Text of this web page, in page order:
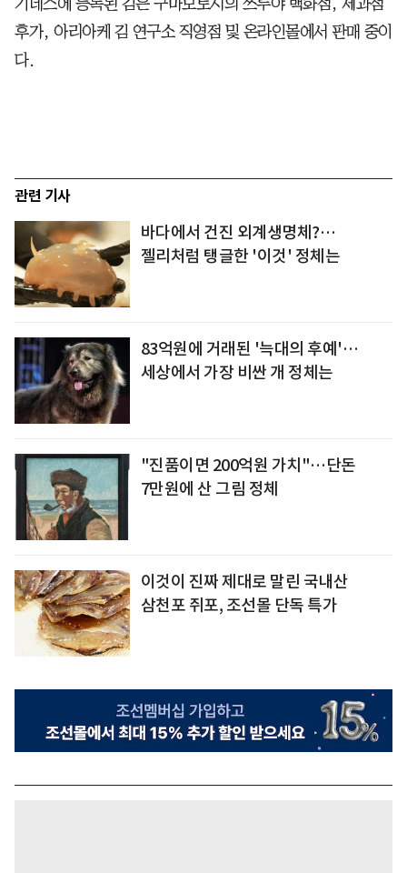
기네스에 등록된 김은 구마모토시의 쓰루야 백화점, 제과점
후가, 아리아케 김 연구소 직영점 및 온라인몰에서 판매 중이
다.
관련 기사
바다에서 건진 외계생명체?…
젤리처럼 탱글한 '이것' 정체는
83억원에 거래된 '늑대의 후예'…
세상에서 가장 비싼 개 정체는
"진품이면 200억원 가치"…단돈
7만원에 산 그림 정체
이것이 진짜 제대로 말린 국내산
삼천포 쥐포, 조선몰 단독 특가